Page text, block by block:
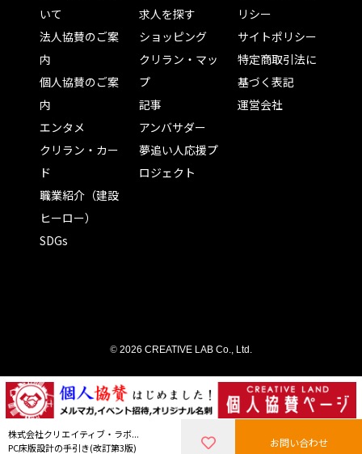
株式会社クリエイティブ・ラボ...
PC床版設計の手引き(改訂第3版)
お問い合わせ
いて
法人協賛のご案
内
個人協賛のご案
内
エンタメ
クリラン・カー
ド
職業紹介（建設
ヒーロー）
SDGs
求人を探す
ショッピング
クリラン・マッ
プ
記事
アンバサダー
夢追い人応援プ
ロジェクト
リシー
サイトポリシー
特定商取引法に
基づく表記
運営会社
© 2026 CREATIVE LAB Co., Ltd.